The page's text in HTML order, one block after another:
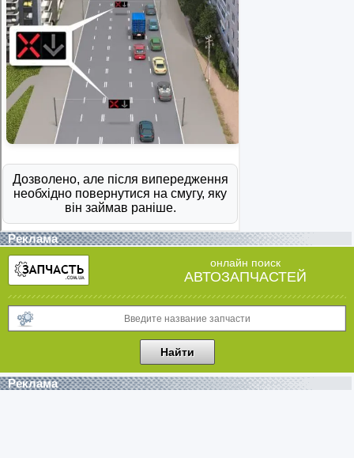
Реклама
онлайн поиск
АВТОЗАПЧАСТЕЙ
Реклама